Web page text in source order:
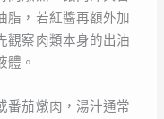
脂，若紅醬再額外加
觀察肉類本身的出油
體。
番茄燉肉，湯汁通常